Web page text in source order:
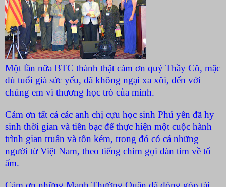
Một lần nữa BTC thành thật cám ơn quý Thầy Cô, mặc
dù tuổi già sức yếu, đã không ngại xa xôi, đến với
chúng em vì thương học trò của mình.
Cám ơn tất cả các anh chị cựu học sinh Phú yên đã hy
sinh thời gian và tiền bạc để thực hiện một cuộc hành
trình gian truân và tốn kém, trong đó có cả những
người từ Việt Nam, theo tiếng chim gọi đàn tìm về tổ
ấm.